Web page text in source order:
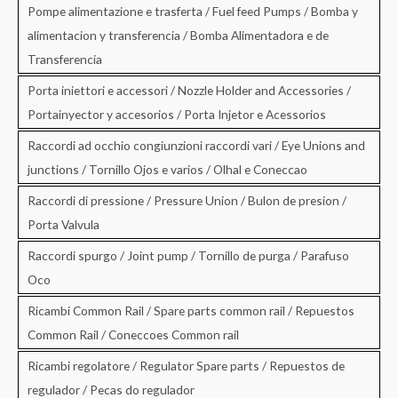
Pompe alimentazione e trasferta / Fuel feed Pumps / Bomba y
alimentacion y transferencia / Bomba Alimentadora e de
Transferencia
Porta iniettori e accessori / Nozzle Holder and Accessories /
Portainyector y accesorios / Porta Injetor e Acessorios
Raccordi ad occhio congiunzioni raccordi vari / Eye Unions and
junctions / Tornillo Ojos e varios / Olhal e Coneccao
Raccordi di pressione / Pressure Union / Bulon de presion /
Porta Valvula
Raccordi spurgo / Joint pump / Tornillo de purga / Parafuso
Oco
Ricambi Common Rail / Spare parts common rail / Repuestos
Common Rail / Coneccoes Common rail
Ricambi regolatore / Regulator Spare parts / Repuestos de
regulador / Pecas do regulador